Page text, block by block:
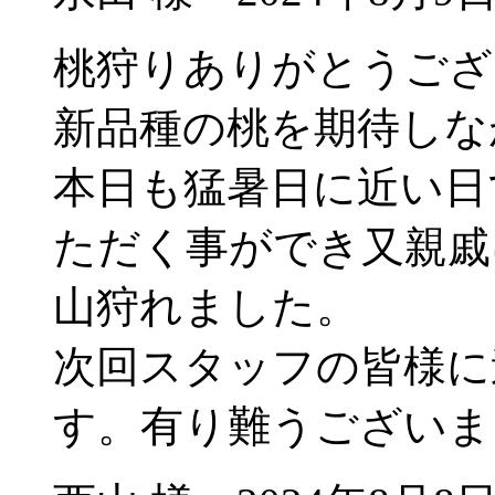
桃狩りありがとうご
新品種の桃を期待し
本日も猛暑日に近い
ただく事ができ又親
山狩れました。
次回スタッフの皆様
す。有り難うござい